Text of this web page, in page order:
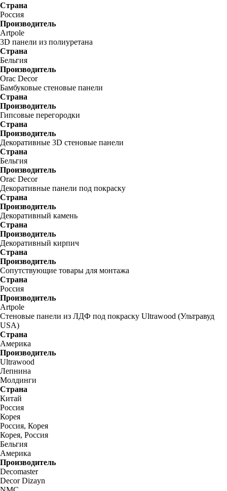
Страна
Россия
Производитель
Artpole
3D панели из полиуретана
Страна
Бельгия
Производитель
Orac Decor
Бамбуковые стеновые панели
Страна
Производитель
Гипсовые перегородки
Страна
Производитель
Декоративные 3D стеновые панели
Страна
Бельгия
Производитель
Orac Decor
Декоративные панели под покраску
Страна
Производитель
Декоративный камень
Страна
Производитель
Декоративный кирпич
Страна
Производитель
Сопутствующие товары для монтажа
Страна
Россия
Производитель
Artpole
Стеновые панели из ЛДФ под покраску Ultrawood (Ультравуд
USA)
Страна
Америка
Производитель
Ultrawood
Лепнина
Молдинги
Страна
Китай
Россия
Корея
Россия, Корея
Корея, Россия
Бельгия
Америка
Производитель
Decomaster
Decor Dizayn